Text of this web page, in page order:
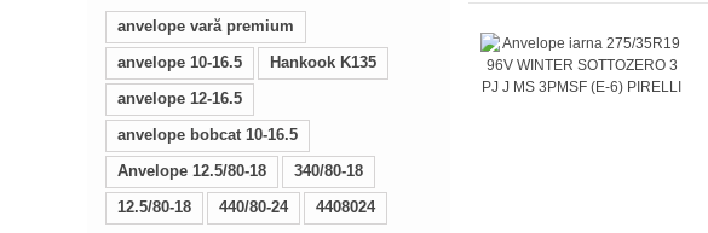
anvelope vară premium
anvelope 10-16.5
Hankook K135
anvelope 12-16.5
anvelope bobcat 10-16.5
Anvelope 12.5/80-18
340/80-18
12.5/80-18
440/80-24 4408024